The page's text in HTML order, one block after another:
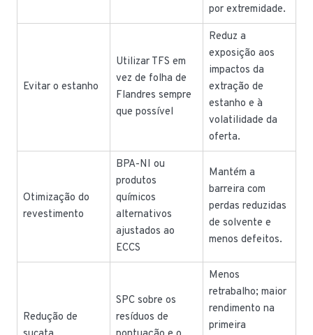
por extremidade.
Evitar o estanho
Utilizar TFS em
vez de folha de
Flandres sempre
que possível
Reduz a
exposição aos
impactos da
extração de
estanho e à
volatilidade da
oferta.
Otimização do
revestimento
BPA-NI ou
produtos
químicos
alternativos
ajustados ao
ECCS
Mantém a
barreira com
perdas reduzidas
de solvente e
menos defeitos.
Redução de
SPC sobre os
resíduos de
Menos
retrabalho; maior
rendimento na
primeira